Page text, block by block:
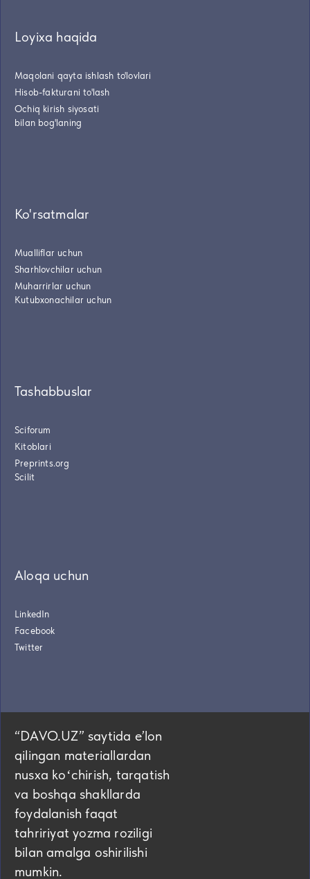
Loyixa haqida
Maqolani qayta ishlash to'lovlari
Hisob-fakturani to'lash
Ochiq kirish siyosati
bilan bog'laning
Ko'rsatmalar
Mualliflar uchun
Sharhlovchilar uchun
Muharrirlar uchun
Kutubxonachilar uchun
Tashabbuslar
Sciforum
Kitoblari
Preprints.org
Scilit
Aloqa uchun
LinkedIn
Facebook
Twitter
“DAVO.UZ” saytida eʼlon
qilingan materiallardan
nusxa koʻchirish, tarqatish
va boshqa shakllarda
foydalanish faqat
tahririyat yozma roziligi
bilan amalga oshirilishi
mumkin.